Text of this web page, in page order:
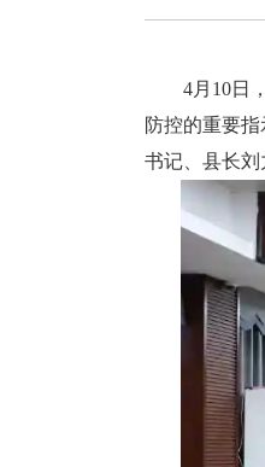
4月10日，
防控的重要
书记、县长刘